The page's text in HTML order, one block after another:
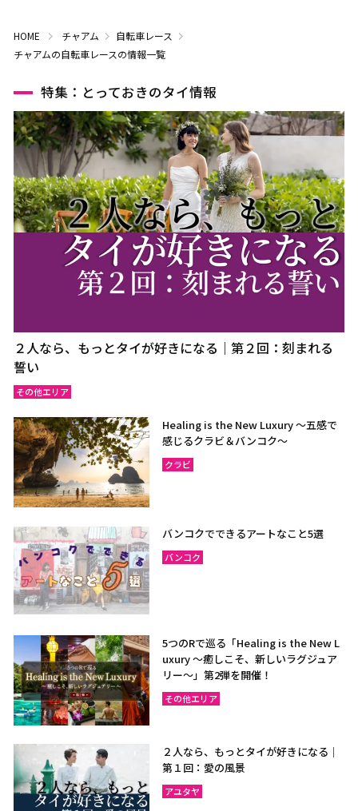
HOME チャアム
自転車レース
チャアムの自転車レースの情報一覧
特集：とっておきのタイ情報
２人なら、もっとタイが好きになる｜第２回：刻まれる
誓い
その他エリア
Healing is the New Luxury ～五感で
感じるクラビ＆バンコク～
クラビ
バンコクでできるアートなこと5選
バンコク
5つのRで巡る「Healing is the New L
uxury ～癒しこそ、新しいラグジュア
リー〜」第2弾を開催！
その他エリア
２人なら、もっとタイが好きになる｜
第１回：愛の風景
アユタヤ